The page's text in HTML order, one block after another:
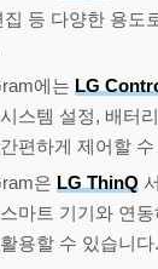
집 등 다양한 용도
에는 LG
스템 설정, 배터
편하게 제어할
은 LG ThinQ
마트 기기와 연
용할 수 있습니다.